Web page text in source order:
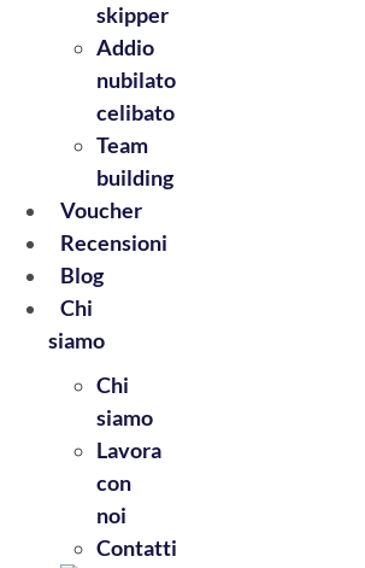
skipper
Addio
nubilato
celibato
Team
building
Voucher
Recensioni
Blog
Chi
siamo
Chi
siamo
Lavora
con
noi
Contatti